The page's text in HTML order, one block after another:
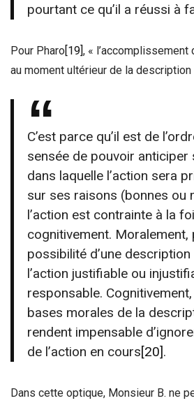
pourtant ce qu’il a réussi à
Pour Pharo[19], « l’accomplissement
au moment ultérieur de la
C’est parce qu’il est de
sensée de pouvoir
dans laquelle l’action sera
sur ses raisons (bonnes ou
l’action est contrainte à la
cognitivement. Moralement,
possibilité d’une
l’action justifiable ou
responsable.
bases morales de la
rendent impensable
de l’action en cours[20].
Dans cette optique, Monsieur B. ne